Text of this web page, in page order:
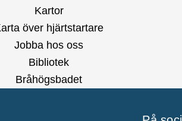
Kartor
över hjärtstartare
Jobba hos oss
Bibliotek
Bråhögsbadet